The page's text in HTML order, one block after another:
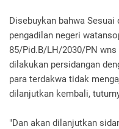
Disebuykan bahwa
pengadilan negeri
85/Pid.B/LH/2030/PN
dilakukan persidangan
para terdakwa tidak
dilanjutkan kembali,
"Dan akan dilanjutkan